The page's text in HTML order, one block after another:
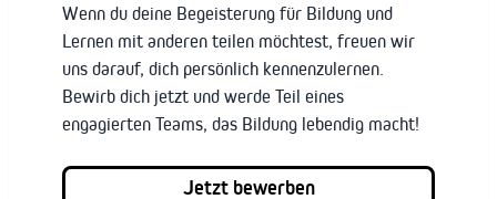
Wenn du deine Begeisterung für Bildung und
Lernen mit anderen teilen möchtest, freuen wir
uns darauf, dich persönlich kennenzulernen.
Bewirb dich jetzt und werde Teil eines
engagierten Teams, das Bildung lebendig macht!